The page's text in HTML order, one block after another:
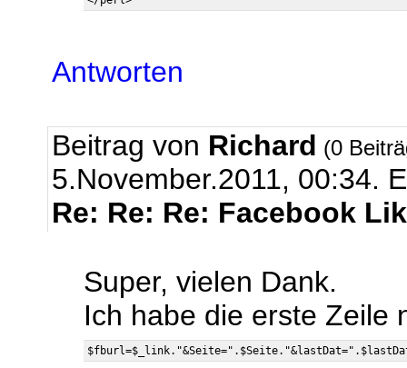
Antworten
Beitrag von Richard (0
5.November.2011, 00:34.
Re: Re: Re: Facebook
Super, vielen Dank.
Ich habe die erste Zeile